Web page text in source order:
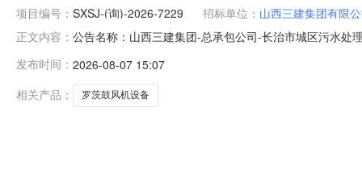
项目编号： SXSJ-(询)-2026-7229 招标单位： 山西三建集团有限
正文内容： 公告名称：山西三建集团-总承包公司-长治市城区污水处
公告采购编号：SXSJ-(询)-2026-7229发布日期：2026-
发布时间： 2026-08-07 15:07
相关产品：
罗茨鼓风机设备